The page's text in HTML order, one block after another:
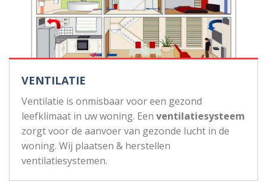
VENTILATIE
Ventilatie is onmisbaar voor een gezond
leefklimaat in uw woning. Een ventilatiesysteem
zorgt voor de aanvoer van gezonde lucht in de
woning. Wij plaatsen & herstellen
ventilatiesystemen.